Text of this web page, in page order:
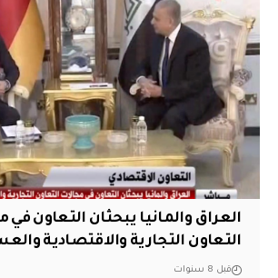
العراق والمانيا يبحثان التعاون في
التعاون التجارية والاقتصادية
قبل 8 سنوات